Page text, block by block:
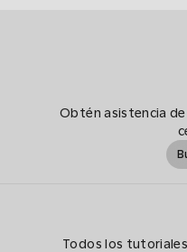
Obtén asistencia
Todos los